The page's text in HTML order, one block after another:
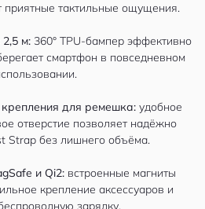
приятные тактильные ощущения.
м: 360° TPU-бампер эффективно
смартфон в повседневном
крепления для ремешка: удобное
отверстие позволяет надёжно
Strap без лишнего объёма.
и Qi2: встроенные магниты
крепление аксессуаров и